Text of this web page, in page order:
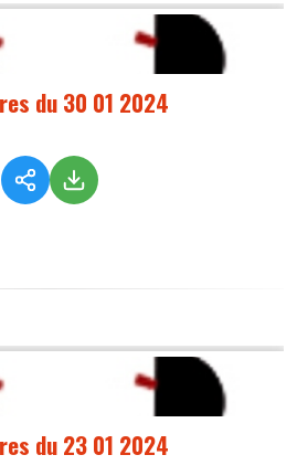
du 30 01 2024
du 23 01 2024